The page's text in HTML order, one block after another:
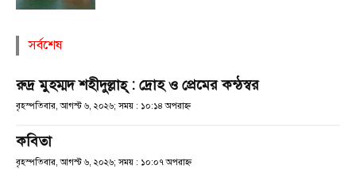
সর্বশেষ
রুদ্র মুহম্মদ শহীদুল্লাহ্ : দ্রোহ ও প্রেমের কন্ঠস্বর
বৃহস্পতিবার, আগস্ট ৬, ২০২৬; সময় : ১০:১৪ অপরাহ্ণ
কবিতা
বৃহস্পতিবার, আগস্ট ৬, ২০২৬; সময় : ১০:০৭ অপরাহ্ণ